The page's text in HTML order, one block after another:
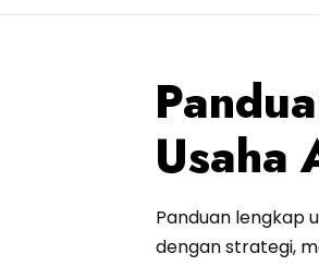
Usaha
Panduan lengkap
dengan strategi,